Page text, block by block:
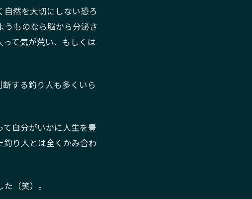
自然を大切にしない恐ろ
うものなら脳から分泌さ
て気が荒い、もしくは
する釣り人も多くいら
自分がいかに人生を豊
り人とは全くかみ合わ
（笑）。